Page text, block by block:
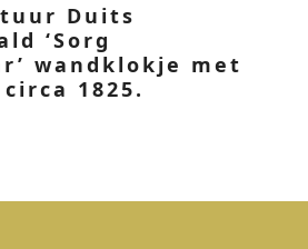
Duits
‘Sorg
wandklokje met
1825.